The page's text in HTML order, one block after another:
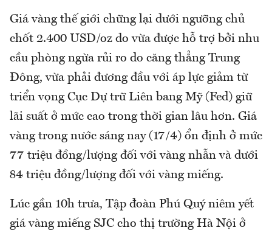
Giá vàng thế giới chững lại dưới ngưỡng chủ
chốt 2.400 USD/oz do vừa được hỗ trợ bởi nhu
cầu phòng ngừa rủi ro do căng thẳng Trung
Đông, vừa phải đương đầu với áp lực giảm từ
triển vọng Cục Dự trữ Liên bang Mỹ (Fed) giữ
lãi suất ở mức cao trong thời gian lâu hơn. Giá
vàng trong nước sáng nay (17/4) ổn định ở mức
77 triệu đồng/lượng đối với vàng nhẫn và dưới
84 triệu đồng/lượng đối với vàng miếng.
Lúc gần 10h trưa, Tập đoàn Phú Quý niêm yết
giá vàng miếng SJC cho thị trường Hà Nội ở